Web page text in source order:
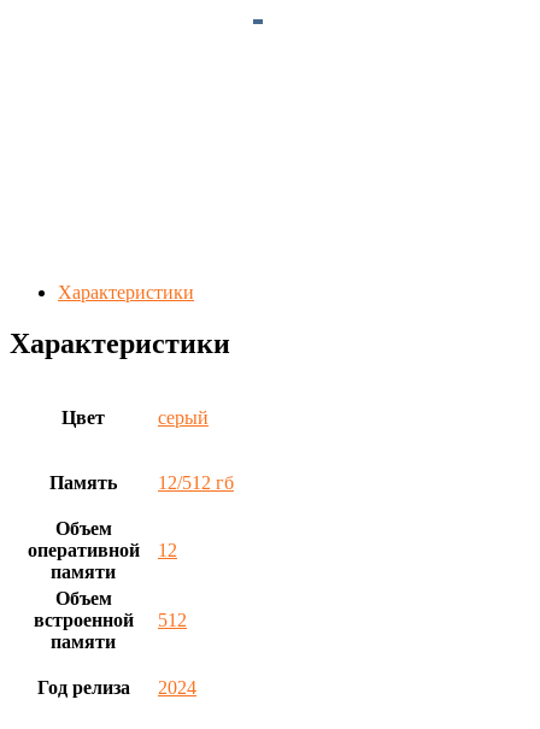
Характеристики
Характеристики
Цвет серый
Память 12/512 гб
Объем
оперативной
памяти
12
Объем
встроенной
памяти
512
Год релиза 2024